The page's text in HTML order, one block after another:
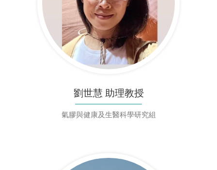
劉世慧 助理教授
氣膠與健康及生醫科學研究組